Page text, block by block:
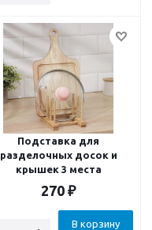
Подставка для
разделочных досок и
крышек 3 места
270 ₽
В корзину